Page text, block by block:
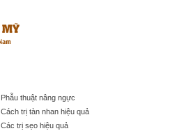
Phẫu thuật nâng ngực
Cách trị tàn nhan hiệu quả
Các trị sẹo hiệu quả